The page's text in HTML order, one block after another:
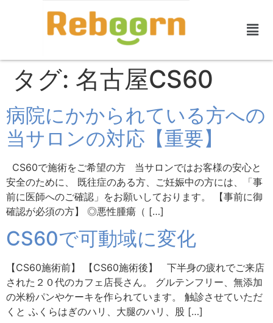
タグ: 名古屋CS60
病院にかかられている方への
当サロンの対応【重要】
CS60で施術をご希望の方 当サロンではお客様の安心と
安全のために、 既往症のある方、ご妊娠中の方には、「事
前に医師へのご確認」をお願いしております。 【事前に御
確認が必須の方】 ◎悪性腫瘍（ […]
CS60で可動域に変化
【CS60施術前】 【CS60施術後】 下半身の疲れでご来店
された２０代のカフェ店長さん。 グルテンフリー、無添加
の米粉パンやケーキを作られています。 触診させていただ
くと ふくらはぎのハリ、大腿のハリ、股 […]